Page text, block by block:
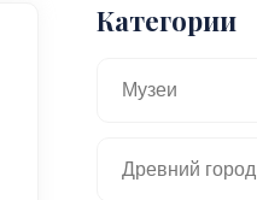
Категории
Музеи
Древний город